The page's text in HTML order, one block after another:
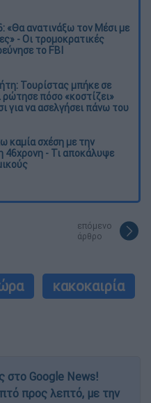
«Θα ανατινάξω τον Μέσι με
- Οι τρομοκρατικές
το FBI
Τουρίστας μπήκε σε
πόσο «κοστίζει»
για να ασελγήσει πάνω του
καμία σχέση με την
46χρονη - Τι αποκάλυψε
επόμενο
άρθρο
κακοκαιρία
στο Google News!
προς λεπτό, με την